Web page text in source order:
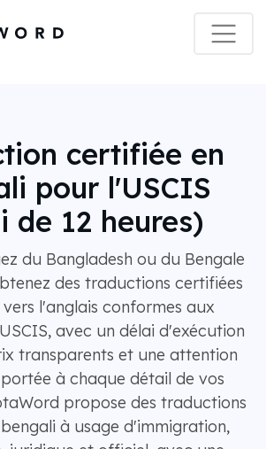
certifiée en
pour l'USCIS
de 12 heures)
du Bangladesh ou du Bengale
des traductions certifiées
l'anglais conformes aux
avec un délai d'exécution
transparents et une attention
à chaque détail de vos
propose des traductions
à usage d'immigration,